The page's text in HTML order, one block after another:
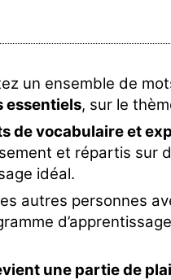
un ensemble de
essentiels, sur le
de vocabulaire et
et répartis sur
idéal.
autres personnes
une partie de